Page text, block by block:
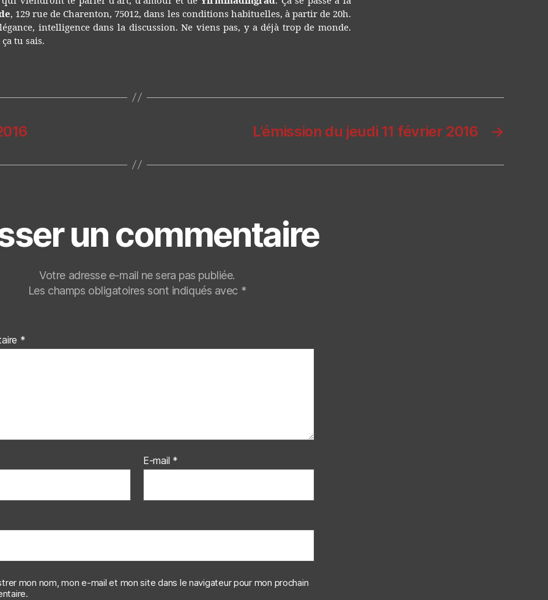
, 129 rue de Charenton, 75012, dans les conditions habituelles, à partir de 20h.
intelligence dans la discussion. Ne viens pas, y a déjà trop de monde.
tu sais.
→
L’émission du jeudi 11 février 2016
un commentaire
Votre adresse e-mail ne sera pas publiée.
Les champs obligatoires sont indiqués avec *
*
E-mail *
mon nom, mon e-mail et mon site dans le navigateur pour mon prochain